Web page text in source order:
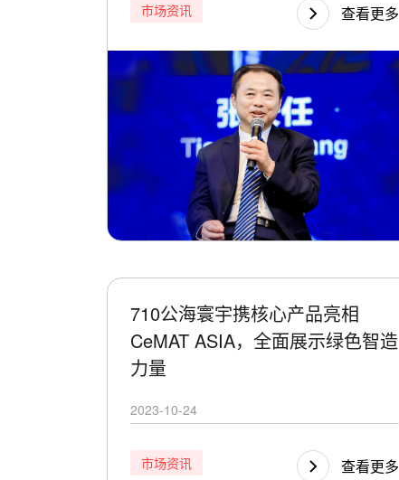
市场资讯 查看更多
710公海寰宇携核心产品亮相
CeMAT ASIA，全面展示绿色智造
力量
2023-10-24
市场资讯 查看更多